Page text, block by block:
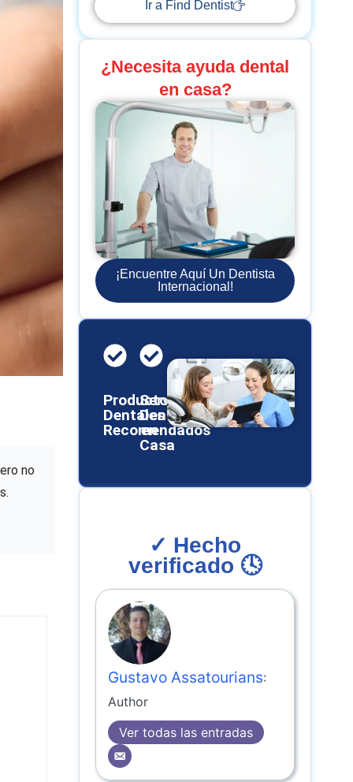
no
Ir a Find Dentist
¿Necesita ayuda dental
en casa?
¡Encuentre Aquí Un Dentista
Internacional!
Productos
Dentales
Recomendados
Servicios
Dentales
en
Casa
✓ Hecho
verificado 🕓
Gustavo Assatourians:
Author
Ver todas las entradas